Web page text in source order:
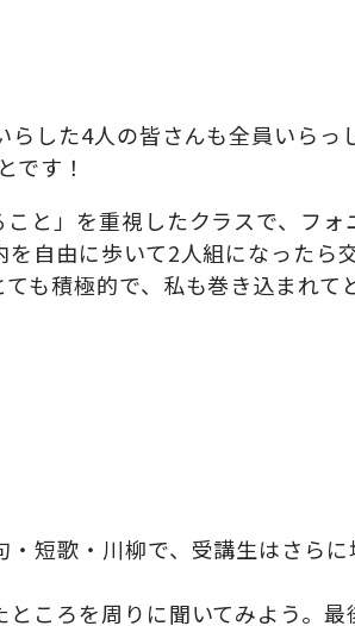
した4人の皆さんも全員いらっ
です！
と」を重視したクラスで、フォ
自由に歩いて2人組になったら
も積極的で、私も巻き込まれて
短歌・川柳で、受講生はさら
ころを周りに聞いてみよう。最